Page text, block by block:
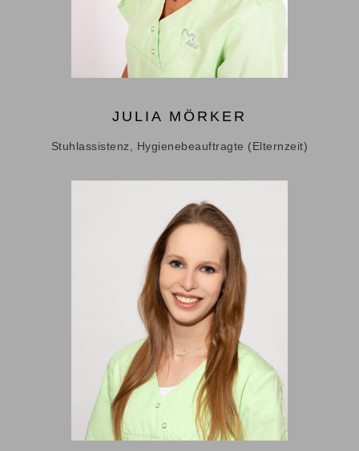
JULIA MÖRKER
Stuhlassistenz, Hygienebeauftragte (Elternzeit)